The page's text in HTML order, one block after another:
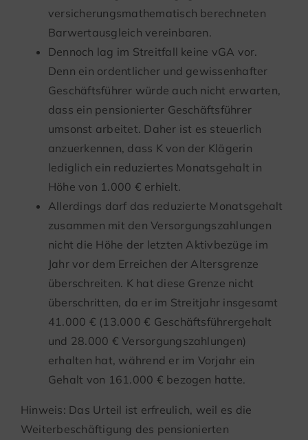
versicherungsmathematisch berechneten
Barwertausgleich vereinbaren.
Dennoch lag im Streitfall keine vGA vor.
Denn ein ordentlicher und gewissenhafter
Geschäftsführer würde auch nicht erwarten,
dass ein pensionierter Geschäftsführer
umsonst arbeitet. Daher ist es steuerlich
anzuerkennen, dass K von der Klägerin
lediglich ein reduziertes Monatsgehalt in
Höhe von 1.000 € erhielt.
Allerdings darf das reduzierte Monatsgehalt
zusammen mit den Versorgungszahlungen
nicht die Höhe der letzten Aktivbezüge im
Jahr vor dem Erreichen der Altersgrenze
überschreiten. K hat diese Grenze nicht
überschritten, da er im Streitjahr insgesamt
41.000 € (13.000 € Geschäftsführergehalt
und 28.000 € Versorgungszahlungen)
erhalten hat, während er im Vorjahr ein
Gehalt von 161.000 € bezogen hatte.
Hinweis: Das Urteil ist erfreulich, weil es die
Weiterbeschäftigung des pensionierten